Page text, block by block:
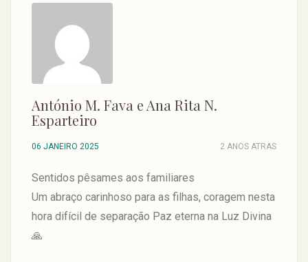
António M. Fava e Ana Rita N.
Esparteiro
06 JANEIRO 2025 2 ANOS ATRAS
Sentidos pêsames aos familiares
Um abraço carinhoso para as filhas, coragem nesta
hora difícil de separação Paz eterna na Luz Divina
🙏